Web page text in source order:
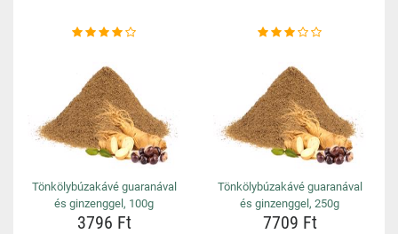
Tönkölybúzakávé guaranával
és ginzenggel, 100g
3796 Ft
Tönkölybúzakávé guaranával
és ginzenggel, 250g
7709 Ft